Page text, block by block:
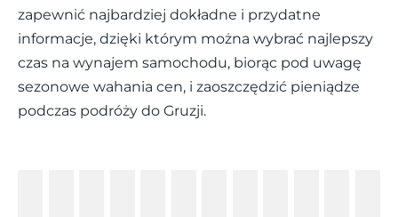
zapewnić najbardziej dokładne i przydatne
informacje, dzięki którym można wybrać najlepszy
czas na wynajem samochodu, biorąc pod uwagę
sezonowe wahania cen, i zaoszczędzić pieniądze
podczas podróży do Gruzji.